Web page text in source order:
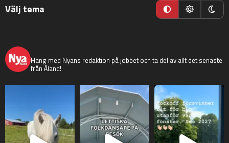
Välj tema
Häng med Nyans redaktion på jobbet och ta del av allt det senaste
från Åland!